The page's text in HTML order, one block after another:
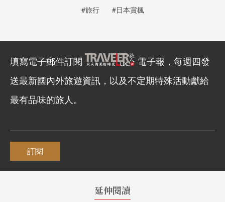
#旅行 #日本賞楓
填寫電子郵件訂閱
電子報，每週四發
送最新國內外旅遊資訊，以及不定期特殊活動獻給
最有品味的旅人。
訂閱
延伸閱讀